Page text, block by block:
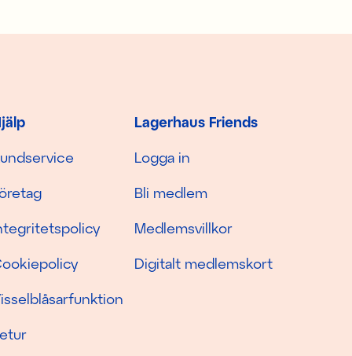
Lagerhaus Friends
Logga in
Bli medlem
Medlemsvillkor
Digitalt medlemskort